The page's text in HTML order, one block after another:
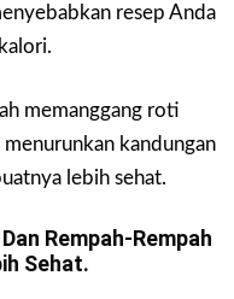
resep Anda
memanggang roti
kandungan
lebih sehat.
Rempah-Rempah
Sehat.